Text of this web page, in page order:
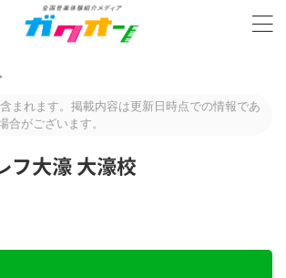
まれます。掲載内容は更新日時点での情報であ
合がございます。
フ大濠 大濠校